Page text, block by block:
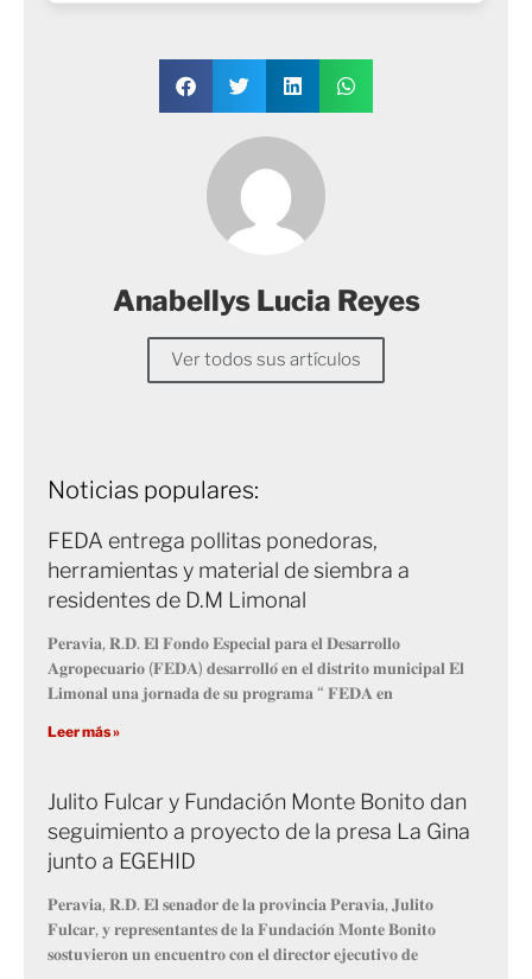
Anabellys Lucia Reyes
Ver todos sus artículos
Noticias populares:
FEDA entrega pollitas ponedoras,
herramientas y material de siembra a
residentes de D.M Limonal
𝐏𝐞𝐫𝐚𝐯𝐢𝐚, 𝐑.𝐃. 𝐄𝐥 𝐅𝐨𝐧𝐝𝐨 𝐄𝐬𝐩𝐞𝐜𝐢𝐚𝐥 𝐩𝐚𝐫𝐚 𝐞𝐥 𝐃𝐞𝐬𝐚𝐫𝐫𝐨𝐥𝐥𝐨
𝐀𝐠𝐫𝐨𝐩𝐞𝐜𝐮𝐚𝐫𝐢𝐨 (𝐅𝐄𝐃𝐀) 𝐝𝐞𝐬𝐚𝐫𝐫𝐨𝐥𝐥𝐨́ 𝐞𝐧 𝐞𝐥 𝐝𝐢𝐬𝐭𝐫𝐢𝐭𝐨 𝐦𝐮𝐧𝐢𝐜𝐢𝐩𝐚𝐥 𝐄𝐥
𝐋𝐢𝐦𝐨𝐧𝐚𝐥 𝐮𝐧𝐚 𝐣𝐨𝐫𝐧𝐚𝐝𝐚 𝐝𝐞 𝐬𝐮 𝐩𝐫𝐨𝐠𝐫𝐚𝐦𝐚 “ 𝐅𝐄𝐃𝐀 𝐞𝐧
Leer más »
Julito Fulcar y Fundación Monte Bonito dan
seguimiento a proyecto de la presa La Gina
junto a EGEHID
𝐏𝐞𝐫𝐚𝐯𝐢𝐚, 𝐑.𝐃. 𝐄𝐥 𝐬𝐞𝐧𝐚𝐝𝐨𝐫 𝐝𝐞 𝐥𝐚 𝐩𝐫𝐨𝐯𝐢𝐧𝐜𝐢𝐚 𝐏𝐞𝐫𝐚𝐯𝐢𝐚, 𝐉𝐮𝐥𝐢𝐭𝐨
𝐅𝐮𝐥𝐜𝐚𝐫, 𝐲 𝐫𝐞𝐩𝐫𝐞𝐬𝐞𝐧𝐭𝐚𝐧𝐭𝐞𝐬 𝐝𝐞 𝐥𝐚 𝐅𝐮𝐧𝐝𝐚𝐜𝐢𝐨́𝐧 𝐌𝐨𝐧𝐭𝐞 𝐁𝐨𝐧𝐢𝐭𝐨
𝐬𝐨𝐬𝐭𝐮𝐯𝐢𝐞𝐫𝐨𝐧 𝐮𝐧 𝐞𝐧𝐜𝐮𝐞𝐧𝐭𝐫𝐨 𝐜𝐨𝐧 𝐞𝐥 𝐝𝐢𝐫𝐞𝐜𝐭𝐨𝐫 𝐞𝐣𝐞𝐜𝐮𝐭𝐢𝐯𝐨 𝐝𝐞